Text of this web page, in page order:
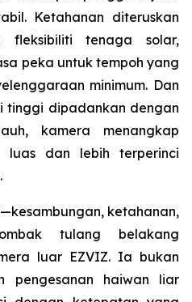
Ketahanan diteruskan
tenaga solar,
peka untuk tempoh yang
minimum. Dan
tinggi dipadankan dengan
kamera menangkap
luas dan lebih terperinci
ketahanan,
tulang belakang
luar EZVIZ. Ia bukan
pengesanan haiwan liar